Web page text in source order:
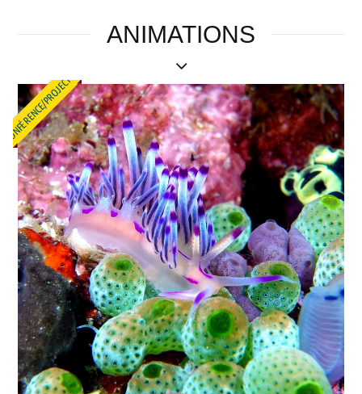
ANIMATIONS
CONFÉRENCE/PROJECTION